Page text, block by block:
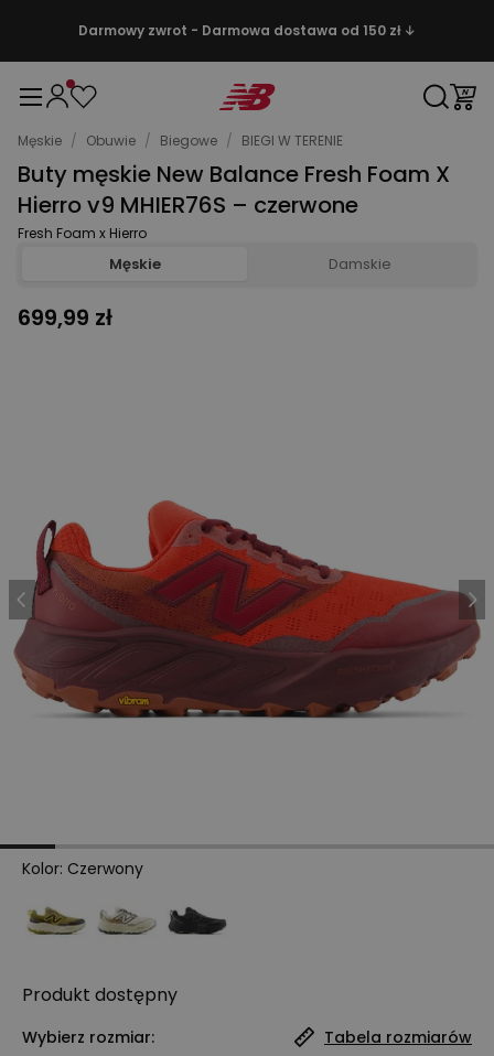
Darmowy zwrot - Darmowa dostawa od 150 zł ↓
Męskie / Obuwie / Biegowe / BIEGI W TERENIE
Buty męskie New Balance Fresh Foam X
Hierro v9 MHIER76S – czerwone
Fresh Foam x Hierro
Męskie Damskie
699,99 zł
Kolor: Czerwony
Produkt dostępny
Wybierz rozmiar: Tabela rozmiarów